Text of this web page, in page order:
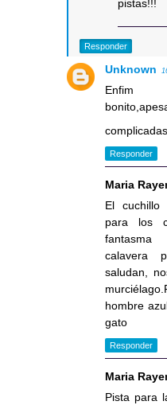
pistas!!!
Responder
Unknown
Enfim
complicadas
Responder
Maria
El
para los
calavera
saludan,
hombre
gato
Responder
Maria
Pista para